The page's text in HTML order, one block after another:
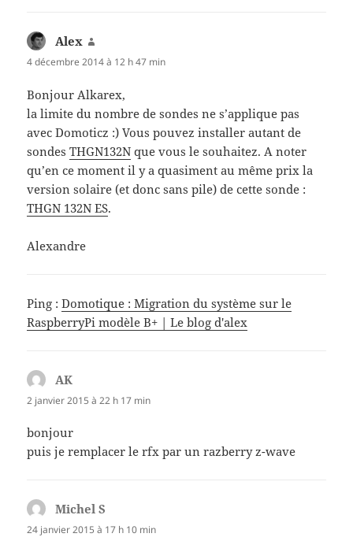
Alex
4 décembre 2014 à 12 h 47 min
Bonjour Alkarex,
la limite du nombre de sondes ne s’applique pas
avec Domoticz :) Vous pouvez installer autant de
sondesTHGN132N que vous le souhaitez. A noter
qu’en ce moment il y a quasiment au même prix la
version solaire (et donc sans pile) de cette sonde :
THGN 132N ES.
Alexandre
Ping :Domotique : Migration du système sur le
RaspberryPi modèle B+ | Le blog d'alex
AK
2 janvier 2015 à 22 h 17 min
bonjour
puis je remplacer le rfx par un razberry z-wave
Michel S
24 janvier 2015 à 17 h 10 min